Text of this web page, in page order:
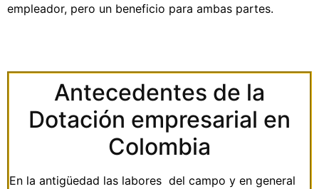
empleador, pero un beneficio para ambas partes.
Antecedentes de la
Dotación empresarial en
Colombia
En la antigüedad las labores del campo y en general